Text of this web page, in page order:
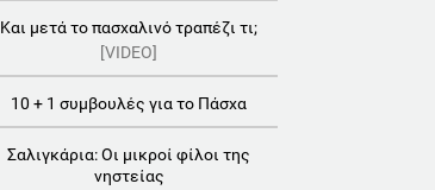
Και μετά το πασχαλινό τραπέζι τι;
[VIDEO]
10 + 1 συμβουλές για το Πάσχα
Σαλιγκάρια: Οι μικροί φίλοι της
νηστείας